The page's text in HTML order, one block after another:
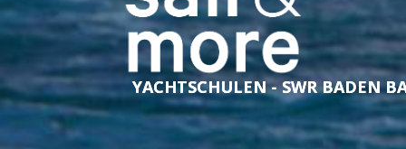
YACHTSCHULEN - SWR BADEN